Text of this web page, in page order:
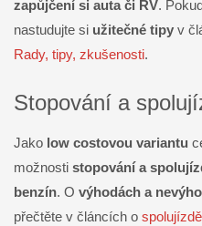
zapůjčení si auta či RV.
nastudujte si užitečné tipy v
Rady, tipy, zkušenosti.
Stopování a
Jako low costovou variantu
možnosti stopování a
benzín. O výhodách a
přečtěte v článcích o spolujízdě